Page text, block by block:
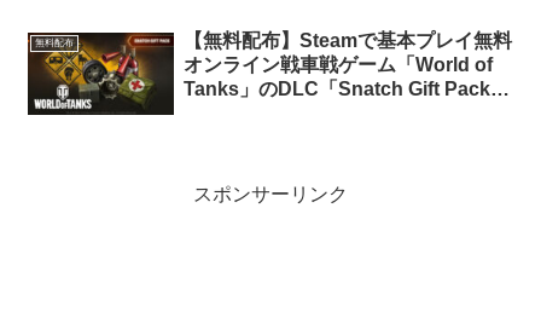
無料配布
【無料配布】Steamで基本プレイ無料
オンライン戦車戦ゲーム「World of
Tanks」のDLC「Snatch Gift Pack」
スポンサーリンク